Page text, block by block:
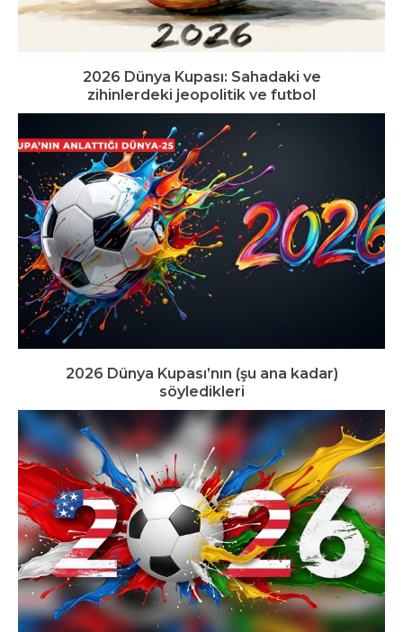
2026 Dünya Kupası: Sahadaki ve
zihinlerdeki jeopolitik ve futbol
2026 Dünya Kupası’nın (şu ana kadar)
söyledikleri